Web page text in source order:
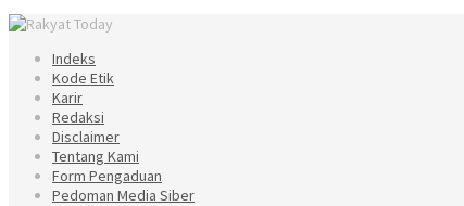
Indeks
Kode Etik
Karir
Redaksi
Disclaimer
Tentang Kami
Form Pengaduan
Pedoman Media Siber